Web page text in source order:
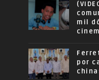
mil
por